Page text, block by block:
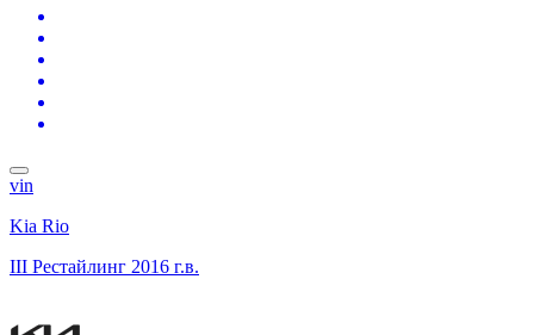
vin
Kia Rio
III Рестайлинг 2016 г.в.